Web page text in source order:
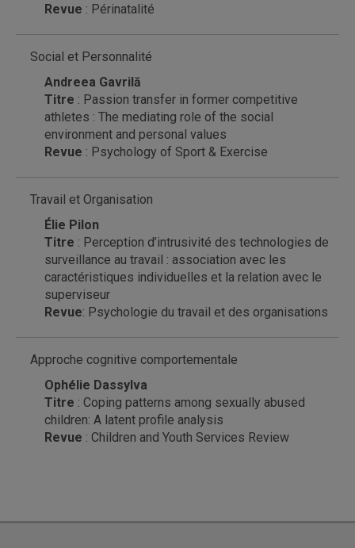
Revue : Périnatalité
Social et Personnalité
Andreea Gavrilă
Titre : Passion transfer in former competitive
athletes : The mediating role of the social
environment and personal values
Revue : Psychology of Sport & Exercise
Travail et Organisation
Élie Pilon
Titre : Perception d’intrusivité des technologies de
surveillance au travail : association avec les
caractéristiques individuelles et la relation avec le
superviseur
Revue: Psychologie du travail et des organisations
Approche cognitive comportementale
Ophélie Dassylva
Titre : Coping patterns among sexually abused
children: A latent profile analysis
Revue : Children and Youth Services Review